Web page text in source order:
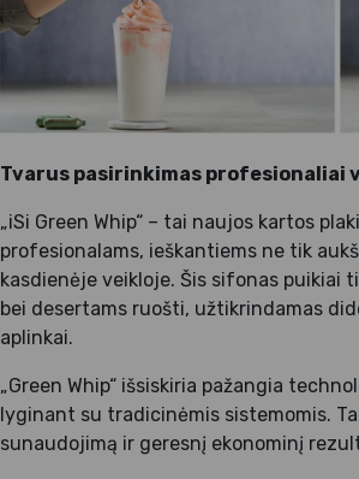
Tvarus pasirinkimas
„iSi Green Whip“ – tai naujos kartos
profesionalams, ieškantiems ne tik
kasdienėje veikloje. Šis sifonas puikiai
bei desertams ruošti, užtikrindamas
aplinkai.
„Green Whip“ išsiskiria pažangia
lyginant su tradicinėmis sistemomis.
sunaudojimą ir geresnį ekonominį